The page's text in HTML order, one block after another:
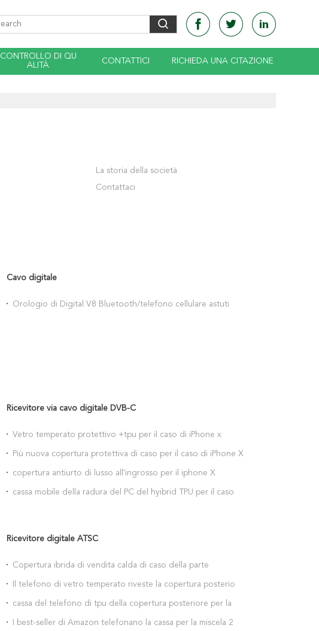
CONTROLLO DI QU
ALITÀ
CONTATTICI RICHIEDA UNA CITAZIONE
La storia della società
Contattaci
Cavo digitale
Orologio di Digital V8 Bluetooth/telefono cellulare astuti
Ricevitore via cavo digitale DVB-C
Vetro temperato protettivo +tpu per il caso di iPhone x
Più nuova copertura protettiva di caso per il caso di iPhone X
copertura antiurto di lusso all'ingrosso per il iphone X
cassa mobile della radura del PC del hyibrid TPU per il caso di
Ricevitore digitale ATSC
Copertura ibrida di vendita calda di caso della parte
posteriore di vetro del PC per il Se di Apple IPhone
Il telefono di vetro temperato riveste la copertura posteriore
per l'esploratore di Xiaomi il MI 8
cassa del telefono di tpu della copertura posteriore per la
nota 5 di Redmi PRO
I best-seller di Amazon telefonano la cassa per la miscela 2S